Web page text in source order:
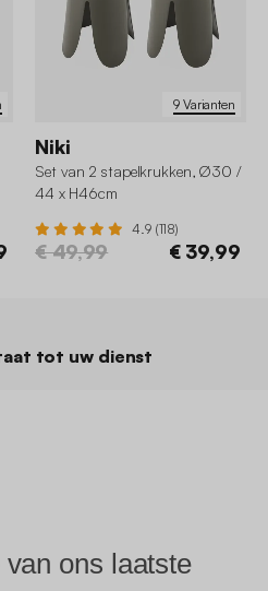
9 Varianten
Niki
Set van 2 stapelkrukken, Ø30 /
44 x H46cm
4.9 (118)
€ 49,99 € 39,99
tot uw dienst
ons laatste